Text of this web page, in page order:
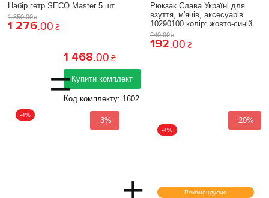
Набір гетр SECO Master 5 шт
1 350.00 ₴
1 276.00 ₴
Рюкзак Слава Україні для
взуття, м'ячів, аксесуарів
10290100 колiр: жовто-синій
240.00 ₴
192.00 ₴
=
1 468.00 ₴
Купити комплект
Код комплекту: 1602
-3%
-4%
-20%
Рекомендуємо
-4%